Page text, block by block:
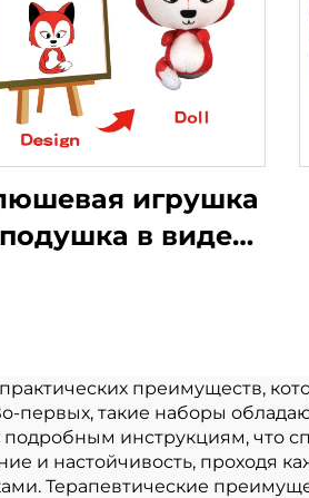
игрушка
подушка в виде
игрушка
в виде лисы
преимуществ,
такие наборы
инструкциям, что
настойчивость, проходя
Терапевтические